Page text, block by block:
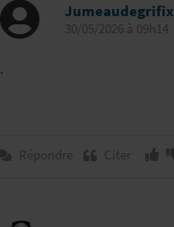
Jumeaudegrifix
30/05/2026 à 09h14
.
Répondre Citer